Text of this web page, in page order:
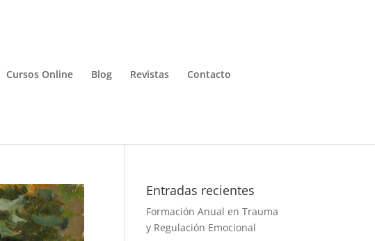
Cursos Online Blog Revistas Contacto
Entradas recientes
Formación Anual en Trauma
y Regulación Emocional